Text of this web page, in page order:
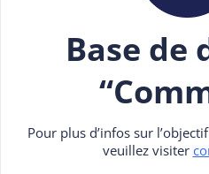
Base de
Pour plus d’infos sur
veuillez visiter